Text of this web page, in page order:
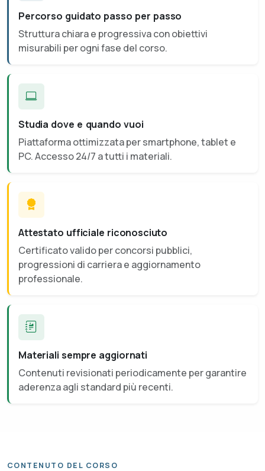
Percorso guidato passo per passo
Struttura chiara e progressiva con obiettivi
misurabili per ogni fase del corso.
Studia dove e quando vuoi
Piattaforma ottimizzata per smartphone, tablet e
PC. Accesso 24/7 a tutti i materiali.
Attestato ufficiale riconosciuto
Certificato valido per concorsi pubblici,
progressioni di carriera e aggiornamento
professionale.
Materiali sempre aggiornati
Contenuti revisionati periodicamente per garantire
aderenza agli standard più recenti.
CONTENUTO DEL CORSO